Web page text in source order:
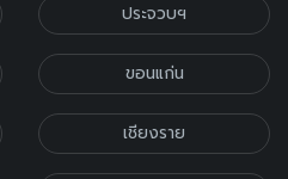
ประจวบฯ
ขอนแก่น
เชียงราย